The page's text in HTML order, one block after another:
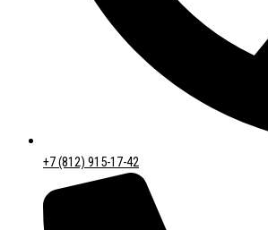
+7 (812) 915-17-42